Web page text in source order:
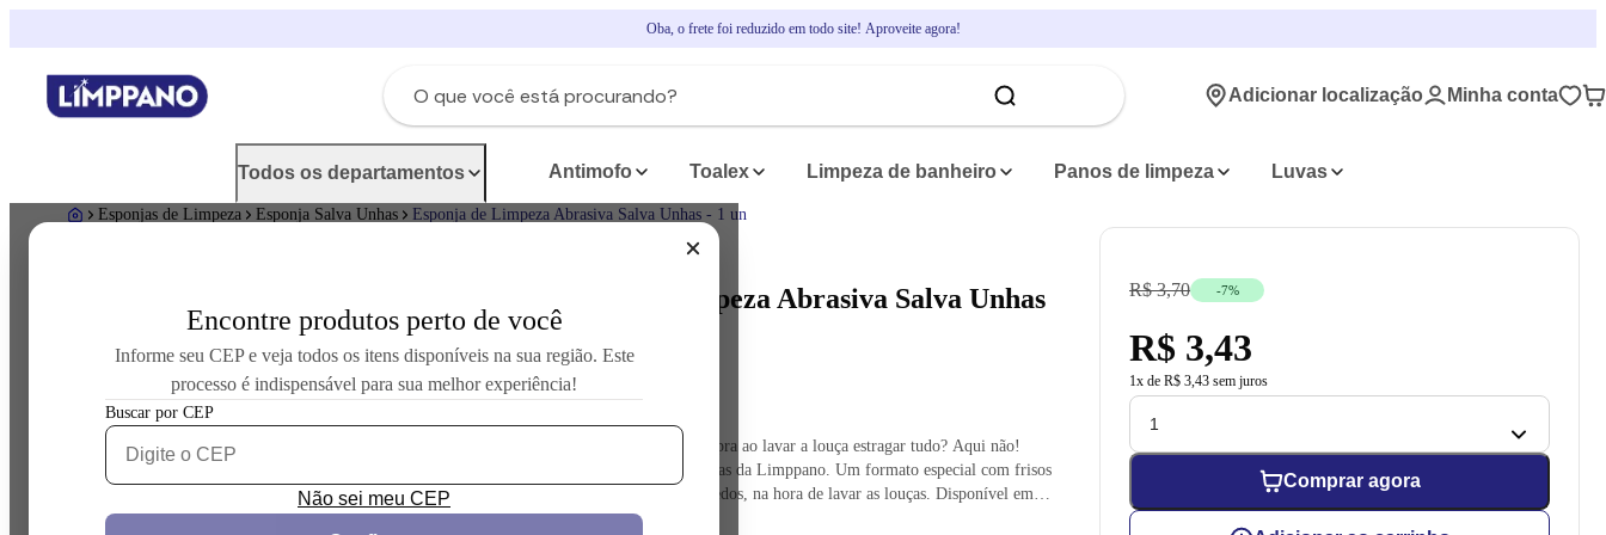
Oba, o frete foi reduzido em todo site! Aproveite agora!
Adicionar localização Minha conta
Todos os departamentos Antimofo Toalex Limpeza de banheiro Panos de limpeza Luvas
Encontre produtos perto de você
Informe seu CEP e veja todos os itens disponíveis na sua região. Este
processo é indispensável para sua melhor experiência!
Buscar por CEP
Não sei meu CEP
Esponjas de Limpeza Esponja Salva Unhas Esponja de Limpeza Abrasiva Salva Unhas - 1 un
Esponja de Limpeza Abrasiva Salva Unhas
- 1 un
Cod.:33712
Horas fazendo as suas unhas pra ao lavar a louça estragar tudo? Aqui não!
Conheça a esponja Salva-unhas da Limppano. Um formato especial com frisos
que protegem suas unhas e dedos, na hora de lavar as louças. Disponível em
duas embalagens: Esponja Salva Unhas embalagem com 3 Unidades Esponja
mais informações
R$ 3,70 -7%
R$ 3,43
1x de R$ 3,43 sem juros
Comprar agora